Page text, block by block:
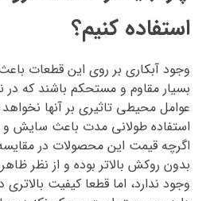
استفاده کنیم؟
وجود آبکاری بر روی این قطعات
بسیار مقاوم و مستحکم باشند که در
عوامل محیطی تاثیری بر آنها
استفاده طولانی مدت باعث سایش
اگرچه قیمت این محصولات در
بدون روکش بالاتر بوده و از نظر
وجود ندارد، اما قطعا کیفیت بالاتری